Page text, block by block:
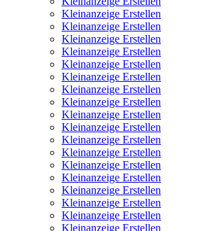
Kleinanzeige Erstellen
Kleinanzeige Erstellen
Kleinanzeige Erstellen
Kleinanzeige Erstellen
Kleinanzeige Erstellen
Kleinanzeige Erstellen
Kleinanzeige Erstellen
Kleinanzeige Erstellen
Kleinanzeige Erstellen
Kleinanzeige Erstellen
Kleinanzeige Erstellen
Kleinanzeige Erstellen
Kleinanzeige Erstellen
Kleinanzeige Erstellen
Kleinanzeige Erstellen
Kleinanzeige Erstellen
Kleinanzeige Erstellen
Kleinanzeige Erstellen